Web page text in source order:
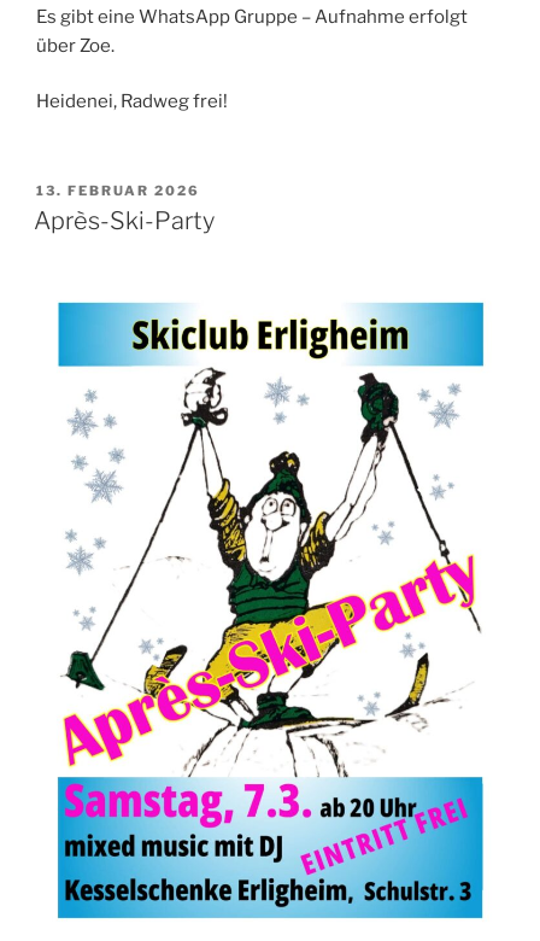
Es gibt eine WhatsApp Gruppe – Aufnahme erfolgt
über Zoe.
Heidenei, Radweg frei!
VERÖFFENTLICHT
AM
13. FEBRUAR 2026
Après-Ski-Party